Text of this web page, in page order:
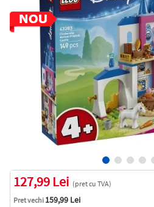
127,99 Lei (pret cu TVA)
Pret vechi 159,99 Lei